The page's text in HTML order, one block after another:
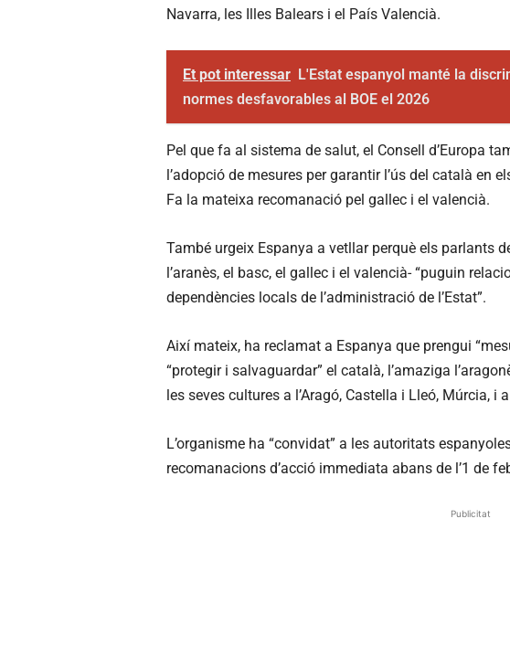
Navarra, les Illes Balears i el País Valencià.
Et pot interessar L'Estat espanyol manté la
normes desfavorables al BOE el 2026
Pel que fa al sistema de salut, el Consell d’Europa
l’adopció de mesures per garantir l’ús del català en
Fa la mateixa recomanació pel gallec i el valencià.
També urgeix Espanya a vetllar perquè els parlants
l’aranès, el basc, el gallec i el valencià- “puguin
dependències locals de l’administració de l’Estat”.
Així mateix, ha reclamat a Espanya que prengui
“protegir i salvaguardar” el català, l’amaziga
les seves cultures a l’Aragó, Castella i Lleó, Múrcia, i
L’organisme ha “convidat” a les autoritats
recomanacions d’acció immediata abans de l’1 de
Publicitat